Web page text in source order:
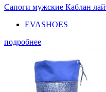
Сапоги мужские Каблан
EVASHOES
подробнее